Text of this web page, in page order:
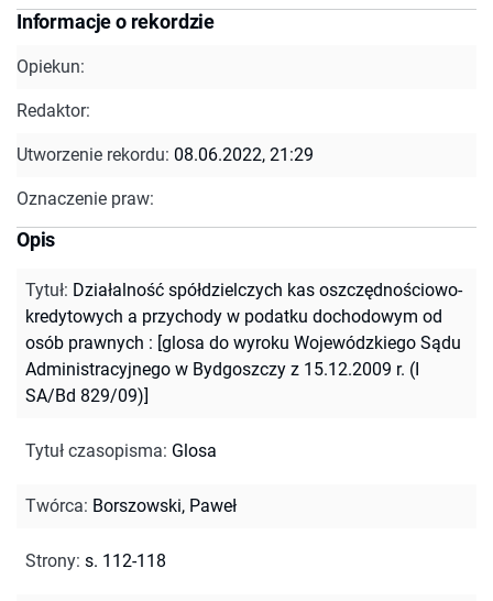
Informacje o rekordzie
Opiekun:
Redaktor:
Utworzenie rekordu: 08.06.2022, 21:29
Oznaczenie praw:
Opis
Tytuł: Działalność spółdzielczych kas oszczędnościowo-
kredytowych a przychody w podatku dochodowym od
osób prawnych : [glosa do wyroku Wojewódzkiego Sądu
Administracyjnego w Bydgoszczy z 15.12.2009 r. (I
SA/Bd 829/09)]
Tytuł czasopisma: Glosa
Twórca: Borszowski, Paweł
Strony: s. 112-118